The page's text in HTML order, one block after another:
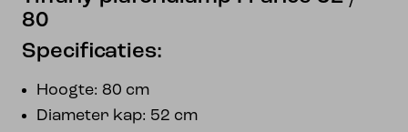
80
Specificaties:
Hoogte: 80 cm
Diameter kap: 52 cm